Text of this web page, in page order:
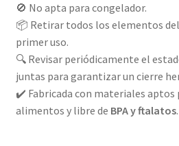
🚫 No apta para congelador.
📦 Retirar todos los elementos
primer uso.
🔍 Revisar periódicamente el
juntas para garantizar un cierre
✔️ Fabricada con materiales aptos
alimentos y libre de BPA y ftalatos.